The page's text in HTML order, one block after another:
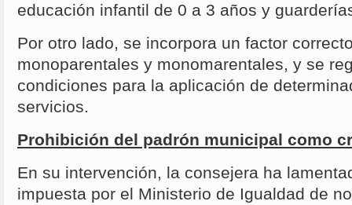
educación infantil de 0 a 3 años y
Por otro lado, se incorpora un factor
monoparentales y monomarentales, y se
condiciones para la aplicación de
servicios.
Prohibición del padrón municipal como
En su intervención, la consejera ha
impuesta por el Ministerio de Igualdad de